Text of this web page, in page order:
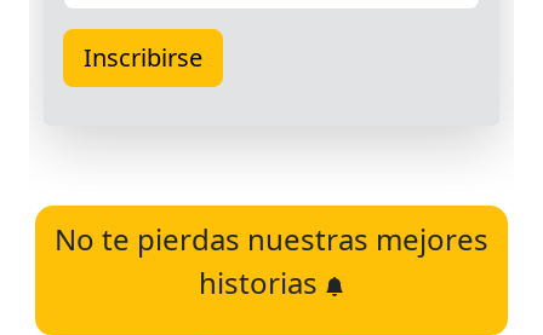
No te pierdas nuestras mejores
historias